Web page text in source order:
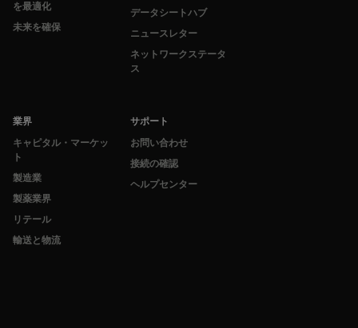
を最適化
未来を確保
業界
キャピタル・マーケッ
ト
製造業
製薬業界
リテール
輸送と物流
データシートハブ
ニュースレター
ネットワークステータ
ス
サポート
お問い合わせ
接続の確認
ヘルプセンター